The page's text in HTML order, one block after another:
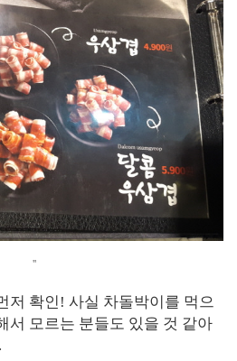
''
저 확인! 사실 차돌박이를 먹으
서 모르는 분들도 있을 것 같아